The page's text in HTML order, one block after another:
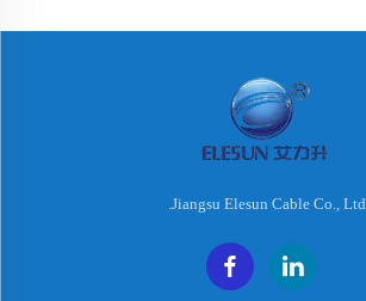
Jiangsu Elesun Cable Co., Ltd.